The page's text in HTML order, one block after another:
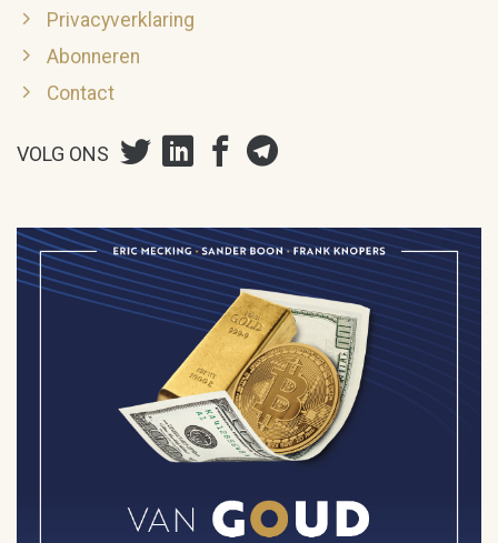
Privacyverklaring
Abonneren
Contact
VOLG ONS